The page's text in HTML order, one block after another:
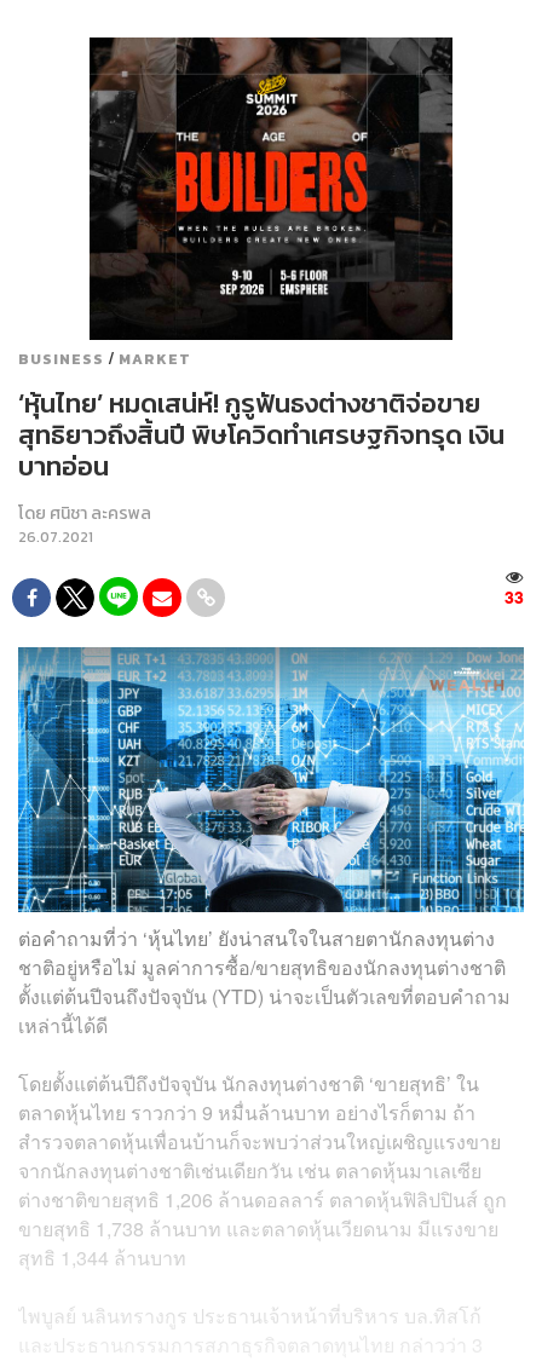
BUSINESS / MARKET
‘หุ้นไทย’ หมดเสน่ห์! กูรูฟันธงต่างชาติจ่อขาย
สุทธิยาวถึงสิ้นปี พิษโควิดทำเศรษฐกิจทรุด เงิน
บาทอ่อน
โดย ศนิชา ละครพล
26.07.2021
33
ต่อคำถามที่ว่า ‘หุ้นไทย’ ยังน่าสนใจในสายตานักลงทุนต่าง
ชาติอยู่หรือไม่ มูลค่าการซื้อ/ขายสุทธิของนักลงทุนต่างชาติ
ตั้งแต่ต้นปีจนถึงปัจจุบัน (YTD) น่าจะเป็นตัวเลขที่ตอบคำถาม
เหล่านี้ได้ดี
โดยตั้งแต่ต้นปีถึงปัจจุบัน นักลงทุนต่างชาติ ‘ขายสุทธิ’ ใน
ตลาดหุ้นไทย ราวกว่า 9 หมื่นล้านบาท อย่างไรก็ตาม ถ้า
สำรวจตลาดหุ้นเพื่อนบ้านก็จะพบว่าส่วนใหญ่เผชิญแรงขาย
จากนักลงทุนต่างชาติเช่นเดียกวัน เช่น ตลาดหุ้นมาเลเซีย
ต่างชาติขายสุทธิ 1,206 ล้านดอลลาร์ ตลาดหุ้นฟิลิปปินส์ ถูก
ขายสุทธิ 1,738 ล้านบาท และตลาดหุ้นเวียดนาม มีแรงขาย
สุทธิ 1,344 ล้านบาท
ไพบูลย์ นลินทรางกูร ประธานเจ้าหน้าที่บริหาร บล.ทิสโก้
และประธานกรรมการสภาธุรกิจตลาดทุนไทย กล่าวว่า 3